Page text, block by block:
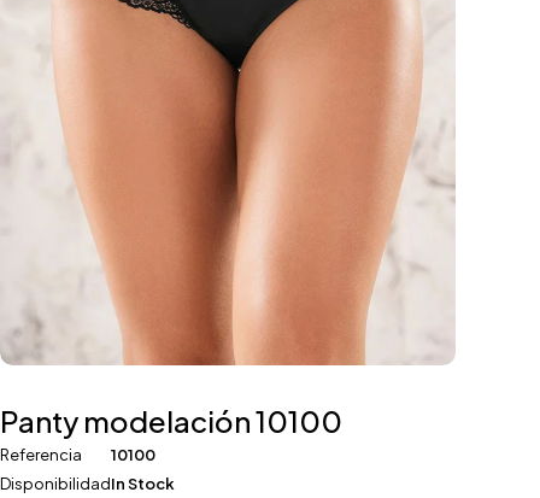
Panty modelación 10100
Referencia
10100
DisponibilidadIn Stock